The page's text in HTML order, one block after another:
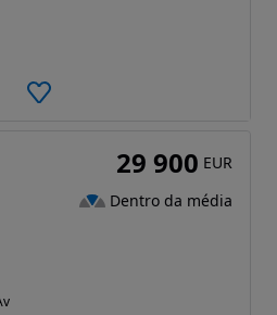
29 900 EUR
Dentro da média